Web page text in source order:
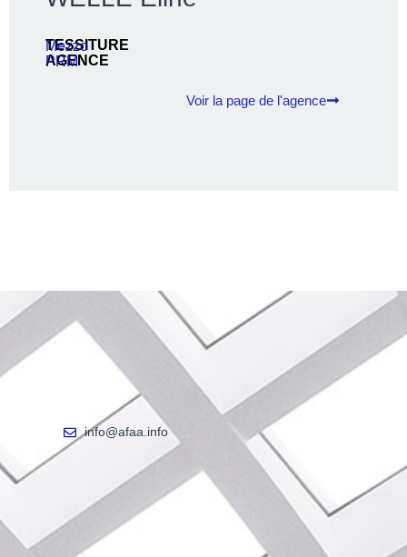
TESSITURE
Mezzo
AGENCE
PRM
Voir la page de l'agence
info@afaa.info